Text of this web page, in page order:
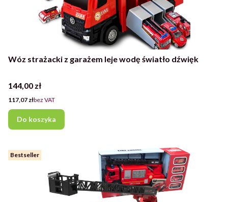
Wóz strażacki z garażem leje wodę światło dźwięk
Cena
144,00 zł
Cena
117,07 złbez VAT
Do koszyka
Bestseller